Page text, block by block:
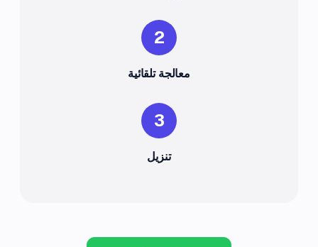
2
معالجة تلقائية
3
تنزيل